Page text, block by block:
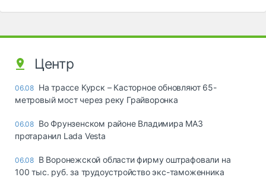
Центр
06.08 На трассе Курск – Касторное обновляют 65-
метровый мост через реку Грайворонка
06.08 Во Фрунзенском районе Владимира МАЗ
протаранил Lada Vesta
06.08 В Воронежской области фирму оштрафовали на
100 тыс. руб. за трудоустройство экс-таможенника